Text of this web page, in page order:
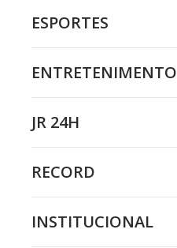
ESPORTES
ENTRETENIMENTO
JR 24H
RECORD
INSTITUCIONAL